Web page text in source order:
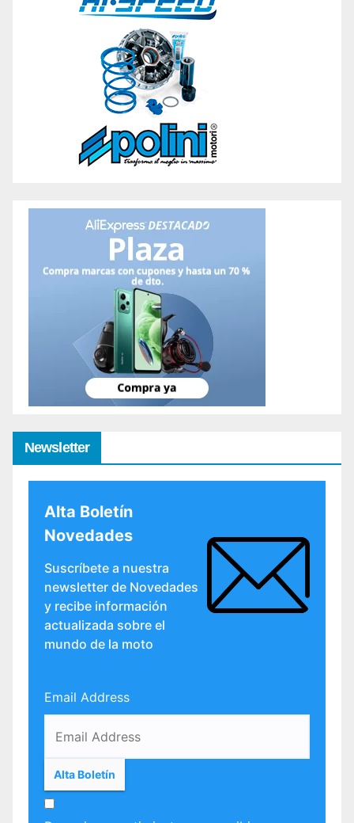
Newsletter
Alta Boletín
Novedades
Suscríbete a nuestra
newsletter de Novedades
y recibe información
actualizada sobre el
mundo de la moto
Email Address